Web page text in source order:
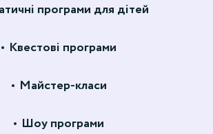
програми для дітей
Квестові програми
Майстер-класи
Шоу програми